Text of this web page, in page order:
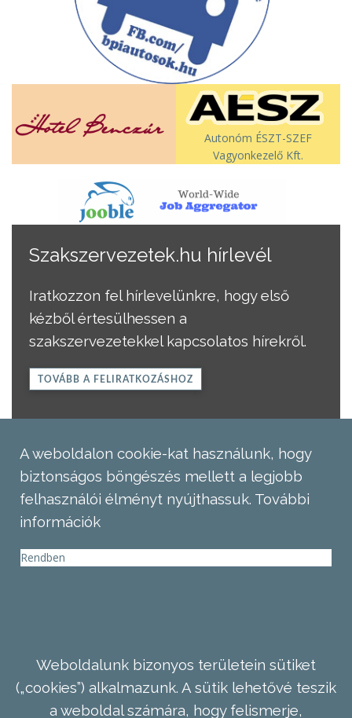
Autonóm ÉSZT-SZEF
Vagyonkezelő Kft.
Szakszervezetek.hu hírlevél
Iratkozzon fel hírlevelünkre, hogy első
kézből értesülhessen a
szakszervezetekkel kapcsolatos hírekről.
TOVÁBB A FELIRATKOZÁSHOZ
A weboldalon cookie-kat használunk, hogy
biztonságos böngészés mellett a legjobb
felhasználói élményt nyújthassuk. További
információk
Rendben
Weboldalunk bizonyos területein sütiket
(„cookies”) alkalmazunk. A sütik lehetővé teszik
a weboldal számára, hogy felismerje,